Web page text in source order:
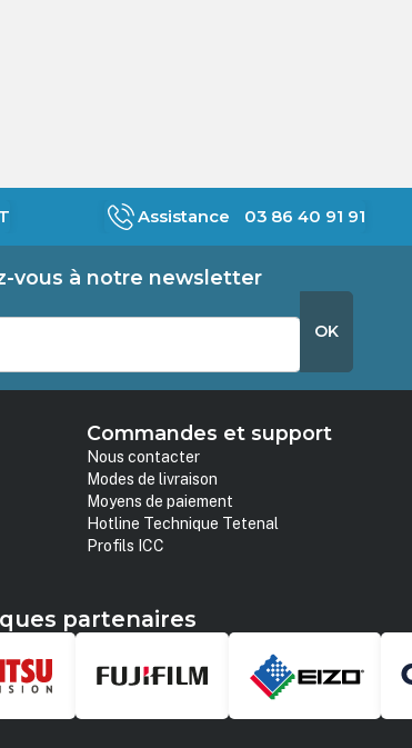
Assistance 03 86 40 91 91
vous à notre newsletter
OK
Commandes et support
Nous contacter
Modes de livraison
Moyens de paiement
Hotline Technique Tetenal
Profils ICC
partenaires